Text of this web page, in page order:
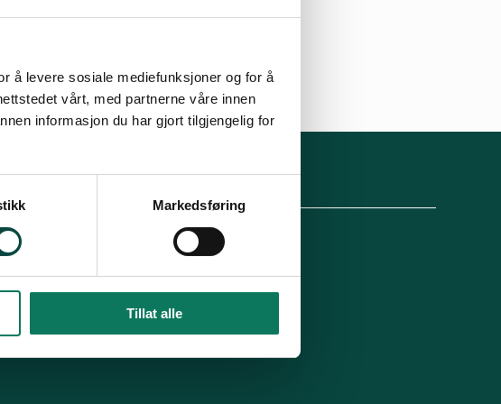
å levere sosiale mediefunksjoner og for å
vårt, med partnerne våre innen
informasjon du har gjort tilgjengelig for
Markedsføring
Tillat alle
Engasjer deg!